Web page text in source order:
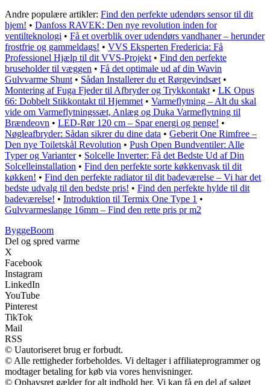
Andre populære artikler: Find den perfekte udendørs sensor til dit
hjem! • Danfoss RAVEK: Den nye revolution inden for
ventilteknologi • Få et overblik over udendørs vandhaner – herunder
frostfrie og gammeldags! • VVS Eksperten Fredericia: Få
Professionel Hjælp til dit VVS-Projekt • Find den perfekte
bruseholder til væggen • Få det optimale ud af din Wavin
Gulvvarme Shunt • Sådan Installerer du et Rørgevindsæt •
Montering af Fuga Fjeder til Afbryder og Trykkontakt • LK Opus
66: Dobbelt Stikkontakt til Hjemmet • Varmeflytning – Alt du skal
vide om Varmeflytningssæt, Anlæg og Duka Varmeflytning til
Brændeovn • LED-Rør 120 cm – Spar energi og penge! •
Nøgleafbryder: Sådan sikrer du dine data • Geberit One Rimfree –
Den nye Toiletskål Revolution • Push Open Bundventiler: Alle
Typer og Varianter• Solcelle Inverter: Få det Bedste Ud af Din
Solcelleinstallation • Find den perfekte sorte køkkenvask til dit
køkken! • Find den perfekte radiator til dit badeværelse – Vi har det
bedste udvalg til den bedste pris! • Find den perfekte hylde til dit
badeværelse! • Introduktion til Termix One Type 1 •
Gulvvarmeslange 16mm – Find den rette pris pr m2
ByggeBoom
Del og spred varme
X
Facebook
Instagram
LinkedIn
YouTube
Pinterest
TikTok
Mail
RSS
© Uautoriseret brug er forbudt.
© Alle rettigheder forbeholdes. Vi deltager i affiliateprogrammer og
modtager betaling for køb via vores henvisninger.
© Ophavsret gælder for alt indhold her. Vi kan få en del af salget